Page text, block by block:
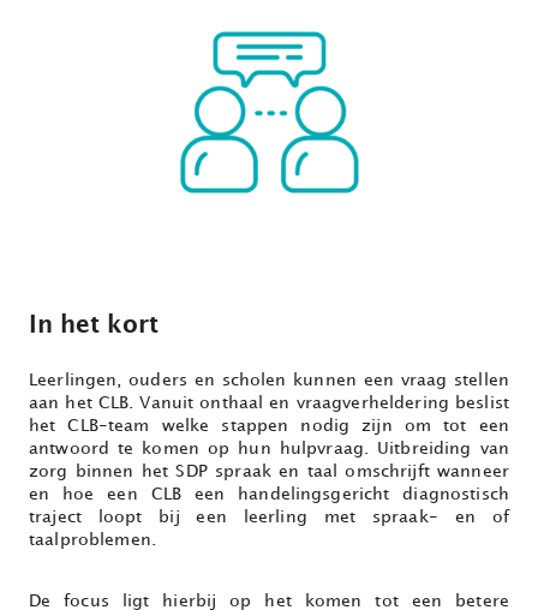
In het kort
Leerlingen, ouders en scholen kunnen een vraag stellen
aan het CLB. Vanuit onthaal en vraagverheldering beslist
het CLB-team welke stappen nodig zijn om tot een
antwoord te komen op hun hulpvraag. Uitbreiding van
zorg binnen het SDP spraak en taal omschrijft wanneer
en hoe een CLB een handelingsgericht diagnostisch
traject loopt bij een leerling met spraak- en of
taalproblemen.
De focus ligt hierbij op het komen tot een betere